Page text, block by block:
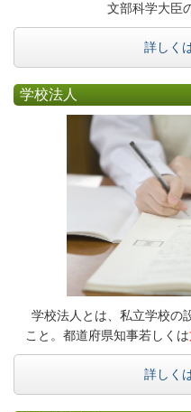
文部科学大臣
詳しく
学校法人
学校法人とは、私立学校の
こと。都道府県知事若しくは
詳しく